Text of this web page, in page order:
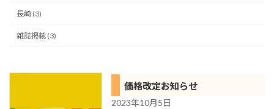
長崎 (3)
雑誌掲載 (3)
価格改定お知らせ
2023年10月5日